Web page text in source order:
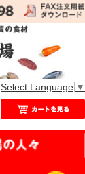
Select Language ▼